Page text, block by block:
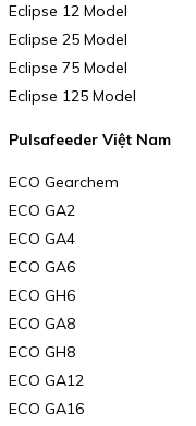
Eclipse 12 Model
Eclipse 25 Model
Eclipse 75 Model
Eclipse 125 Model
Pulsafeeder Việt Nam
ECO Gearchem
ECO GA2
ECO GA4
ECO GA6
ECO GH6
ECO GA8
ECO GH8
ECO GA12
ECO GA16